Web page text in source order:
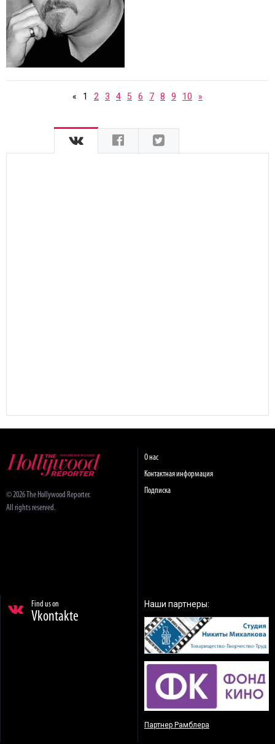
« 1 2 3 4 5 6 7 8 9 10 »
© 2026 The Hollywood Reporter.
All rights reserved.
О нас
Контактная информация
Подписка
Find us on
Vkontakte
Наши партнеры:
Партнер Рамблера